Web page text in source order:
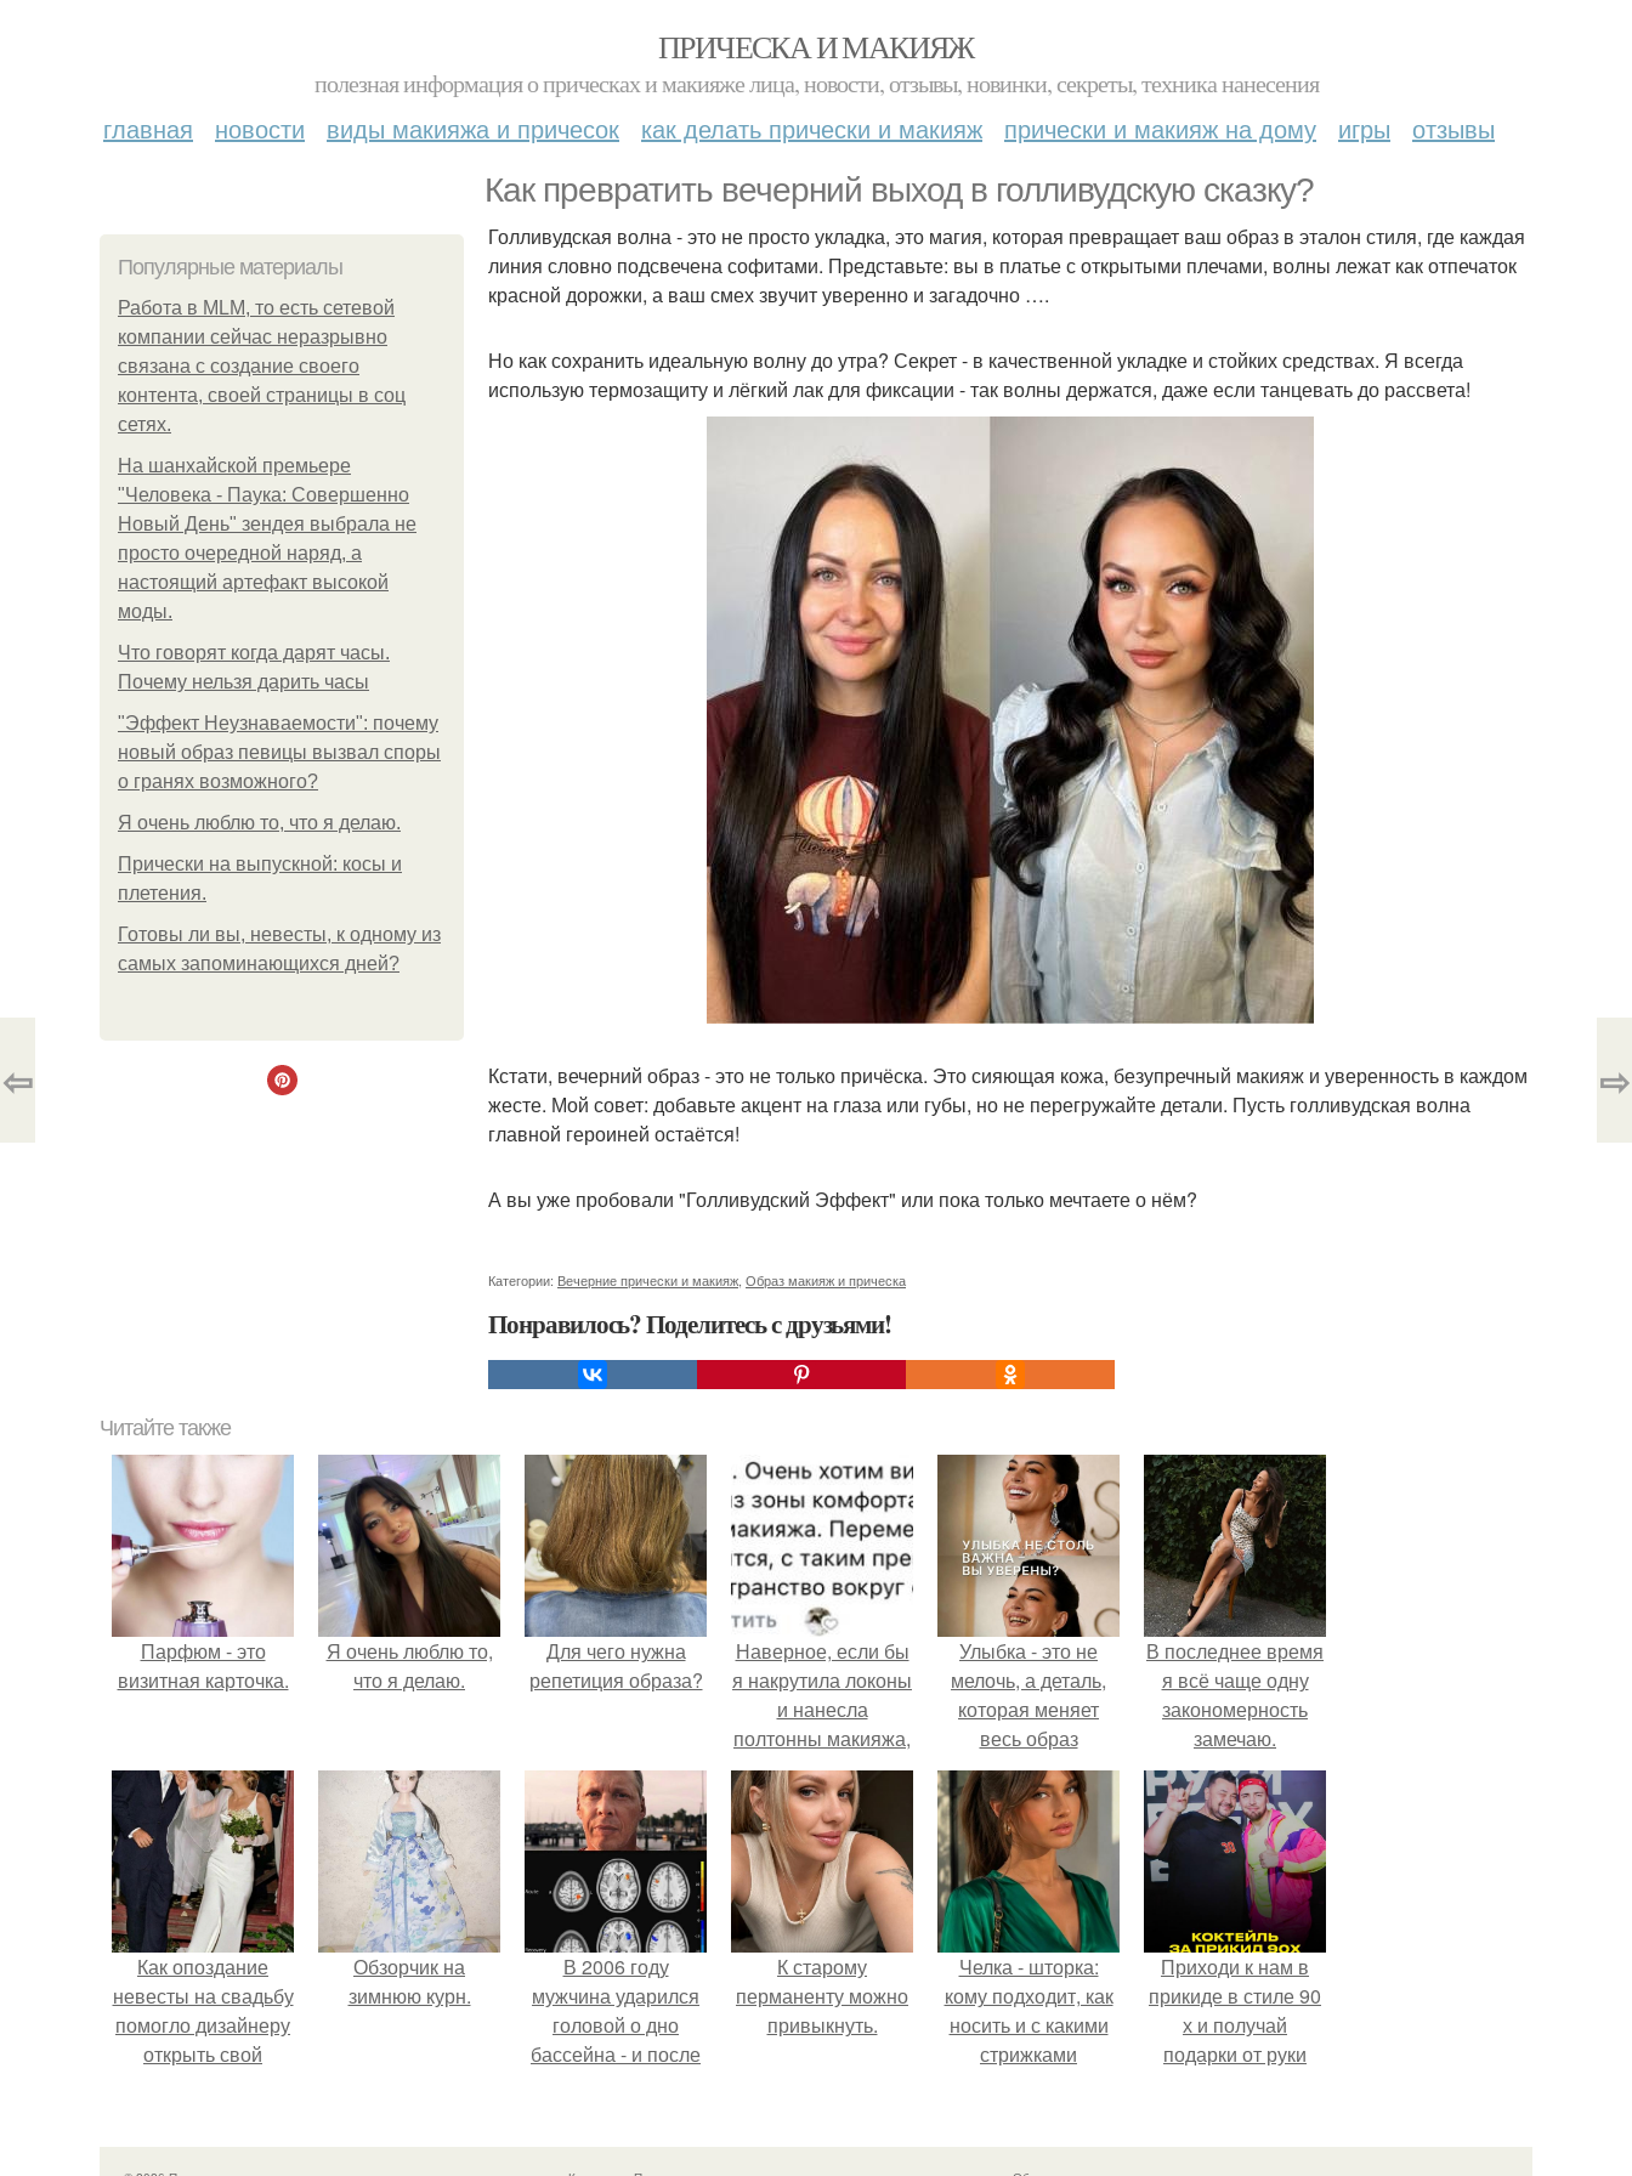
ПРИЧЕСКА И МАКИЯЖ
полезная информация о прическах и макияже лица, новости, отзывы, новинки, секреты, техника нанесения
главная новости виды макияжа и причесок как делать прически и макияж прически и макияж на дому игры отзывы
Как превратить вечерний выход в голливудскую сказку?
Популярные материалы
Работа в MLM, то есть сетевой
компании сейчас неразрывно
связана с создание своего
контента, своей страницы в соц
сетях.
На шанхайской премьере
"Человека - Паука: Совершенно
Новый День" зендея выбрала не
просто очередной наряд, а
настоящий артефакт высокой
моды.
Что говорят когда дарят часы.
Почему нельзя дарить часы
"Эффект Неузнаваемости": почему
новый образ певицы вызвал споры
о гранях возможного?
Я очень люблю то, что я делаю.
Прически на выпускной: косы и
плетения.
Готовы ли вы, невесты, к одному из
самых запоминающихся дней?
Голливудская волна - это не просто укладка, это магия, которая превращает ваш образ в эталон стиля, где каждая
линия словно подсвечена софитами. Представьте: вы в платье с открытыми плечами, волны лежат как отпечаток
красной дорожки, а ваш смех звучит уверенно и загадочно ….
Но как сохранить идеальную волну до утра? Секрет - в качественной укладке и стойких средствах. Я всегда
использую термозащиту и лёгкий лак для фиксации - так волны держатся, даже если танцевать до рассвета!
Кстати, вечерний образ - это не только причёска. Это сияющая кожа, безупречный макияж и уверенность в каждом
жесте. Мой совет: добавьте акцент на глаза или губы, но не перегружайте детали. Пусть голливудская волна
главной героиней остаётся!
А вы уже пробовали "Голливудский Эффект" или пока только мечтаете о нём?
Категории: Вечерние прически и макияж Образ макияж и прическа
Понравилось? Поделитесь с друзьями!
⇦ ⇨
Читайте также
Парфюм - это
визитная карточка.
Я очень люблю то,
что я делаю.
Для чего нужна
репетиция образа?
Наверное, если бы
я накрутила локоны
и нанесла
полтонны макияжа,
то эти люди были
бы довольны.
Улыбка - это не
мелочь, а деталь,
которая меняет
весь образ
человека.
В последнее время
я всё чаще одну
закономерность
замечаю.
Как опоздание
невесты на свадьбу
помогло дизайнеру
открыть свой
Обзорчик на
зимнюю курн.
В 2006 году
мужчина ударился
головой о дно
бассейна - и после
странным образом.
К старому
перманенту можно
привыкнуть.
Челка - шторка:
кому подходит, как
носить и с какими
стрижками
Приходи к нам в
прикиде в стиле 90
х и получай
подарки от руки